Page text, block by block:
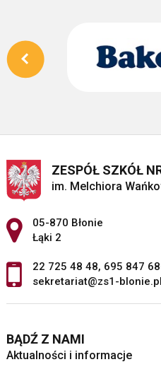
ZESPÓŁ SZKÓŁ
im. Melchiora
Adres pocztowy:
05-870 Błonie
Łąki 2
22 725 48 48, 695 847
sekretariat@zs1-blonie.pl
BĄDŹ Z NAMI
Aktualności i informacje